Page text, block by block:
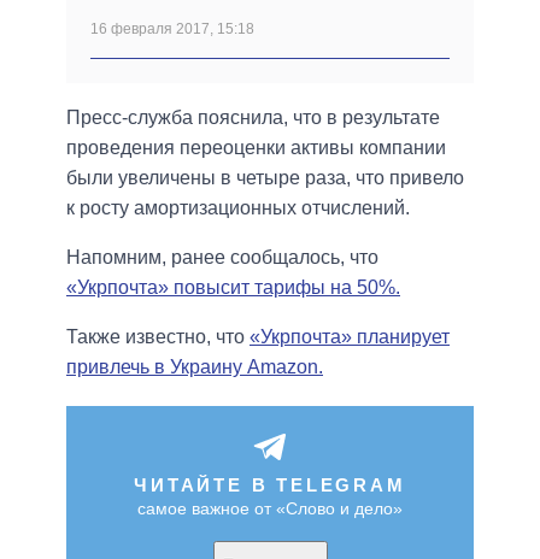
16 февраля 2017, 15:18
Пресс-служба пояснила, что в результате
проведения переоценки активы компании
были увеличены в четыре раза, что привело
к росту амортизационных отчислений.
Напомним, ранее сообщалось, что
«Укрпочта» повысит тарифы на 50%.
Также известно, что «Укрпочта» планирует
привлечь в Украину Amazon.
ЧИТАЙТЕ В TELEGRAM
самое важное от «Слово и дело»